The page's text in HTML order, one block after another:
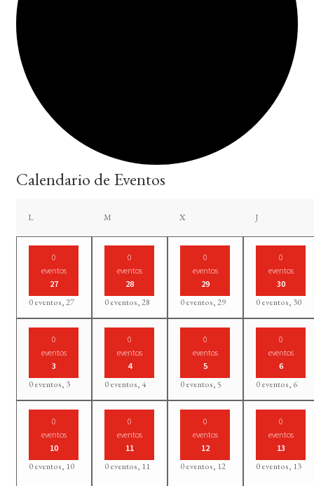
Calendario de Eventos
Llunes Mmartes Xmiércoles Jjueves
0
eventos
27
0 eventos,27
0
eventos
28
0 eventos,28
0
eventos
29
0 eventos,29
0
eventos
30
0 eventos, 30
0
eventos
3
0 eventos, 3
0
eventos
4
0 eventos, 4
0
eventos
5
0 eventos,5
0
eventos
6
0 eventos, 6
0
eventos
10
0 eventos, 10
0
eventos
11
0 eventos, 11
0
eventos
12
0 eventos, 12
0
eventos
13
0 eventos, 13